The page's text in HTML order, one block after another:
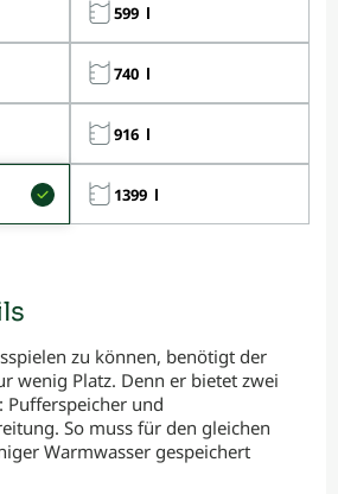
599 l
740 l
916 l
1399 l
zu können, benötigt der
wenig Platz. Denn er bietet zwei
Pufferspeicher und
So muss für den gleichen
Warmwasser gespeichert